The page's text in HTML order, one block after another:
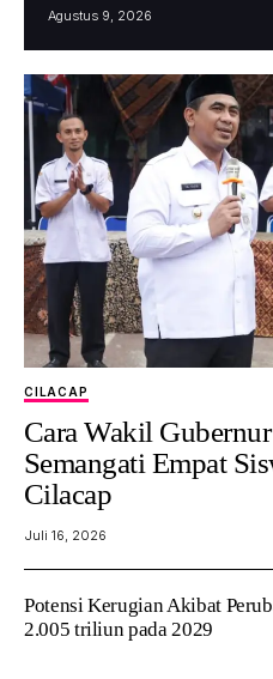
Agustus 9, 2026
CILACAP
Cara Wakil
Semangati Empat
Cilacap
Juli 16, 2026
Potensi Kerugian Akibat
2.005 triliun pada 2029